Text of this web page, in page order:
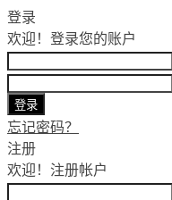
登录
欢迎！ 登录您的账户
忘记密码？
注册
欢迎！ 注册帐户